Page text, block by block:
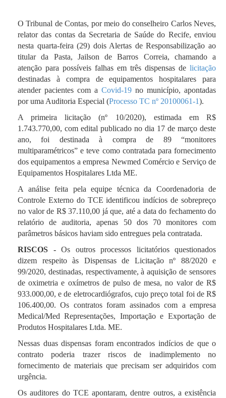
O Tribunal de Contas, por meio do conselheiro Carlos Neves,
relator das contas da Secretaria de Saúde do Recife, enviou
nesta quarta-feira (29) dois Alertas de Responsabilização ao
titular da Pasta, Jailson de Barros Correia, chamando a
atenção para possíveis falhas em três dispensas de licitação
destinadas à compra de equipamentos hospitalares para
atender pacientes com a Covid-19 no município, apontadas
por uma Auditoria Especial (Processo TC nº 20100061-1).
A primeira licitação (nº 10/2020), estimada em R$
1.743.770,00, com edital publicado no dia 17 de março deste
ano, foi destinada à compra de 89 “monitores
multiparamétricos” e teve como contratada para fornecimento
dos equipamentos a empresa Newmed Comércio e Serviço de
Equipamentos Hospitalares Ltda ME.
A análise feita pela equipe técnica da Coordenadoria de
Controle Externo do TCE identificou indícios de sobrepreço
no valor de R$ 37.110,00 já que, até a data do fechamento do
relatório de auditoria, apenas 50 dos 70 monitores com
parâmetros básicos haviam sido entregues pela contratada.
RISCOS -Os outros processos licitatórios questionados
dizem respeito às Dispensas de Licitação nº 88/2020 e
99/2020, destinadas, respectivamente, à aquisição de sensores
de oximetria e oxímetros de pulso de mesa, no valor de R$
933.000,00, e de eletrocardiógrafos, cujo preço total foi de R$
106.400,00. Os contratos foram assinados com a empresa
Medical/Med Representações, Importação e Exportação de
Produtos Hospitalares Ltda. ME.
Nessas duas dispensas foram encontrados indícios de que o
contrato poderia trazer riscos de inadimplemento no
fornecimento de materiais que precisam ser adquiridos com
urgência.
Os auditores do TCE apontaram, dentre outros, a existência